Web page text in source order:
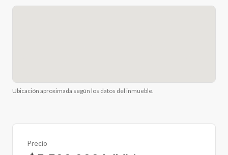
Ubicación aproximada según los datos del inmueble.
Precio